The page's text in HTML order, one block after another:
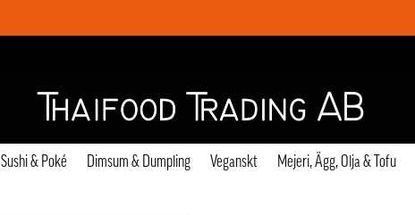
Sushi & Poké Dimsum & Dumpling Veganskt Mejeri, Ägg, Olja & Tofu